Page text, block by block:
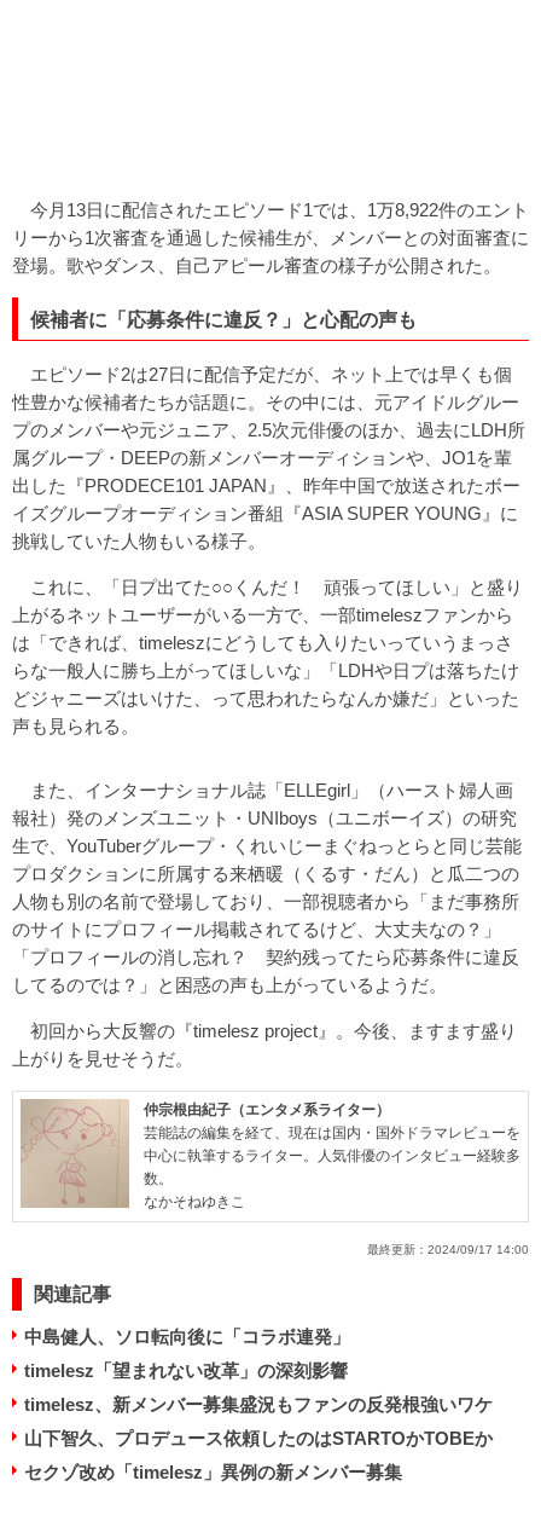
今月13日に配信されたエピソード1では、1万8,922件のエント
リーから1次審査を通過した候補生が、メンバーとの対面審査に
登場。歌やダンス、自己アピール審査の様子が公開された。
候補者に「応募条件に違反？」と心配の声も
エピソード2は27日に配信予定だが、ネット上では早くも個
性豊かな候補者たちが話題に。その中には、元アイドルグルー
プのメンバーや元ジュニア、2.5次元俳優のほか、過去にLDH所
属グループ・DEEPの新メンバーオーディションや、JO1を輩
出した『PRODECE101 JAPAN』、昨年中国で放送されたボー
イズグループオーディション番組『ASIA SUPER YOUNG』に
挑戦していた人物もいる様子。
これに、「日プ出てた○○くんだ！ 頑張ってほしい」と盛り
上がるネットユーザーがいる一方で、一部timeleszファンから
は「できれば、timeleszにどうしても入りたいっていうまっさ
らな一般人に勝ち上がってほしいな」「LDHや日プは落ちたけ
どジャニーズはいけた、って思われたらなんか嫌だ」といった
声も見られる。
また、インターナショナル誌「ELLEgirl」（ハースト婦人画
報社）発のメンズユニット・UNIboys（ユニボーイズ）の研究
生で、YouTuberグループ・くれいじーまぐねっとらと同じ芸能
プロダクションに所属する来栖暖（くるす・だん）と瓜二つの
人物も別の名前で登場しており、一部視聴者から「まだ事務所
のサイトにプロフィール掲載されてるけど、大丈夫なの？」
「プロフィールの消し忘れ？ 契約残ってたら応募条件に違反
してるのでは？」と困惑の声も上がっているようだ。
初回から大反響の『timelesz project』。今後、ますます盛り
上がりを見せそうだ。
仲宗根由紀子（エンタメ系ライター）
芸能誌の編集を経て、現在は国内・国外ドラマレビューを
中心に執筆するライター。人気俳優のインタビュー経験多
数。
なかそねゆきこ
最終更新： 2024/09/17 14:00
関連記事
中島健人、ソロ転向後に「コラボ連発」
timelesz「望まれない改革」の深刻影響
timelesz、新メンバー募集盛況もファンの反発根強いワケ
山下智久、プロデュース依頼したのはSTARTOかTOBEか
セクゾ改め「timelesz」異例の新メンバー募集